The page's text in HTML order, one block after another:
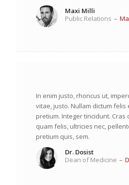
Maxi Milli
Public Relations –
In enim justo, rhoncus ut,
vitae, justo. Nullam dictum felis
pretium. Integer tincidunt. Cras
quam felis, ultricies nec,
pretium quis, sem.
Dr. Dosist
Dean of Medicine –